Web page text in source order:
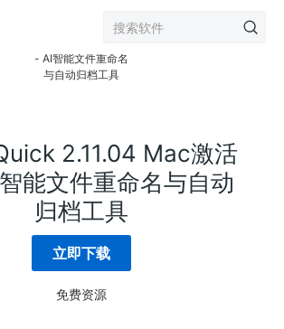
2.11.04 Mac激活
能文件重命名与自动
归档工具
立即下载
免费资源